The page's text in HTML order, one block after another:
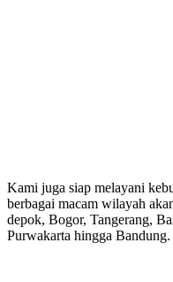
Kami juga siap melayani
berbagai macam wilayah
depok, Bogor, Tangerang,
Purwakarta hingga Bandung.